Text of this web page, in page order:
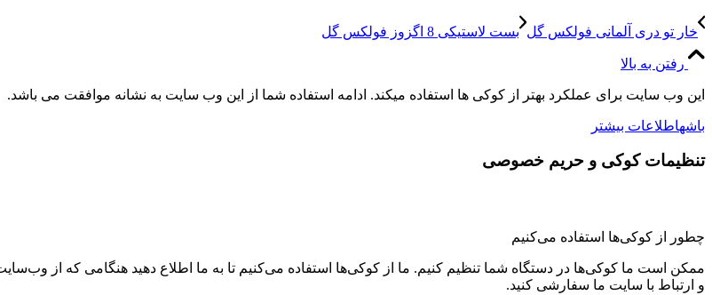
خار تو دری آلمانی فولکس گل بست لاستیکی 8 اگزوز فولکس گل
رفتن به بالا
این وب سایت برای عملکرد بهتر از کوکی ها استفاده میکند. ادامه استفاده شما از این وب سایت به نشانه موافقت می باشد.
باشهاطلاعات بیشتر
تنظیمات کوکی و حریم خصوصی
چطور از کوکی‌ها استفاده می‌کنیم
ممکن است ما کوکی‌ها در دستگاه شما تنظیم کنیم. ما از کوکی‌ها استفاده می‌کنیم تا به ما اطلاع دهید هنگامی که از وب‌سایت
و ارتباط با سایت ما سفارشی کنید.